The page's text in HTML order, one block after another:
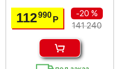
112990 Р
-20 %
141 240